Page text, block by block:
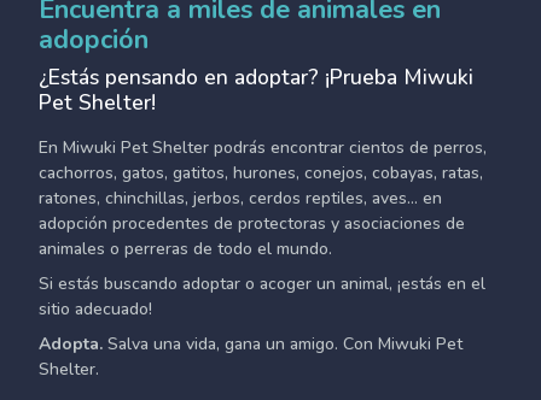
Encuentra a miles de animales en
adopción
¿Estás pensando en adoptar? ¡Prueba Miwuki
Pet Shelter!
En Miwuki Pet Shelter podrás encontrar cientos de perros,
cachorros, gatos, gatitos, hurones, conejos, cobayas, ratas,
ratones, chinchillas, jerbos, cerdos reptiles, aves... en
adopción procedentes de protectoras y asociaciones de
animales o perreras de todo el mundo.
Si estás buscando adoptar o acoger un animal, ¡estás en el
sitio adecuado!
Adopta. Salva una vida, gana un amigo. Con Miwuki Pet
Shelter.